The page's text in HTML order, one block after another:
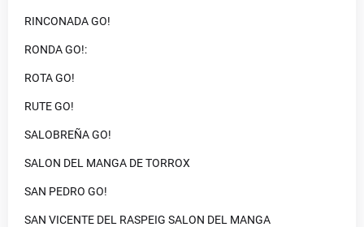
RINCONADA GO!
RONDA GO!:
ROTA GO!
RUTE GO!
SALOBREÑA GO!
SALON DEL MANGA DE TORROX
SAN PEDRO GO!
SAN VICENTE DEL RASPEIG SALON DEL MANGA